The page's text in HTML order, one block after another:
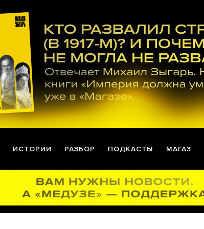
ИСТОРИИ РАЗБОР ПОДКАСТЫ МАГАЗ